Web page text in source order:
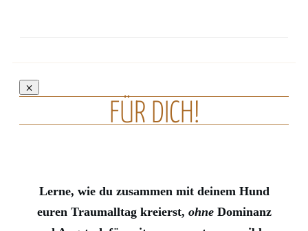
FÜR DICH!
Lerne, wie du zusammen mit deinem Hund
euren Traumalltag kreierst, ohne Dominanz